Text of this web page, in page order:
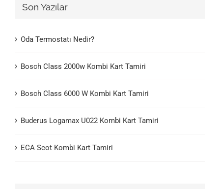
Son Yazılar
Oda Termostatı Nedir?
Bosch Class 2000w Kombi Kart Tamiri
Bosch Class 6000 W Kombi Kart Tamiri
Buderus Logamax U022 Kombi Kart Tamiri
ECA Scot Kombi Kart Tamiri